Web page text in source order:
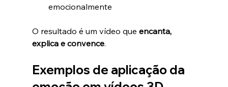
emocionalmente
O resultado é um vídeo que encanta,
explica e convence.
Exemplos de aplicação da